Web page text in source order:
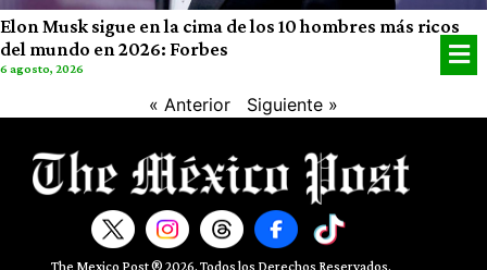
Elon Musk sigue en la cima de los 10 hombres más ricos
del mundo en 2026: Forbes
6 agosto, 2026
« Anterior Siguiente »
The Mexico Post ® 2026. Todos los Derechos Reservados.​